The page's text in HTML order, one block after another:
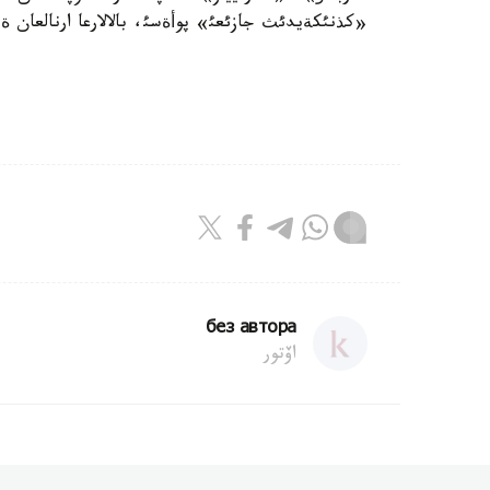
«كذنئكةيدئث جازئعئ» پوأةسئ، بالالارعا ارنالعان
без автора
اۆتور